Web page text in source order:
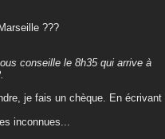
???
conseille le 8h35 qui arrive à
je fais un chèque. En écrivant
inconnues...